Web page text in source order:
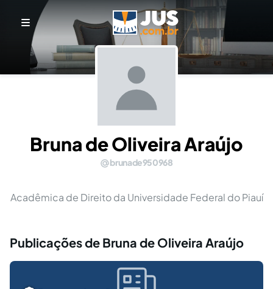
Bruna de Oliveira Araújo
brunade950968
Acadêmica de Direito da Universidade Federal do Piauí
Publicações de Bruna de Oliveira Araújo